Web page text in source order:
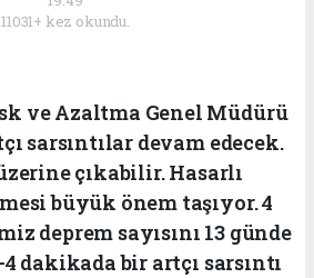
11031+ kez okundu.
ve Azaltma Genel Müdürü
sarsıntılar devam edecek.
çıkabilir. Hasarlı
büyük önem taşıyor. 4
deprem sayısını 13 günde
dakikada bir artçı sarsıntı